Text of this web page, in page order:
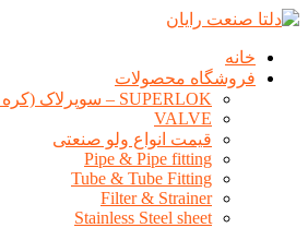
خانه
فروشگاه محصولات
SUPERLOK – سوپرلاک (کره جنوبی)
VALVE
قیمت انواع ولو صنعتی
Pipe & Pipe fitting
Tube & Tube Fitting
Filter & Strainer
Stainless Steel sheet